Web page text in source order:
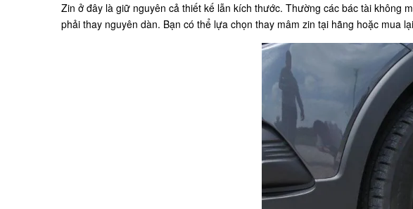
Zin ở đây là giữ nguyên cả thiết kế lẫn kích thước. Thường các bác tài không
phải thay nguyên dàn. Bạn có thể lựa chọn thay mâm zin tại hãng hoặc mua